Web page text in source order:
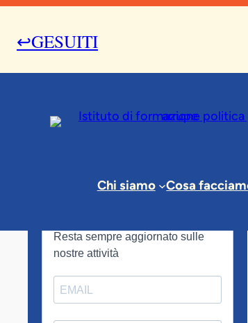
↩GESUITI
Chi siamo Cosa
25 Marzo 2010
Presentazione
direttore de "I